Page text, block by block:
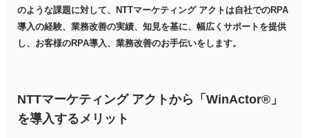
のような課題に対して、NTTマーケティング アクトは自社でのRPA
導入の経験、業務改善の実績、知見を基に、幅広くサポートを提供
し、お客様のRPA導入、業務改善のお手伝いをします。
NTTマーケティング アクトから「WinActor®」
を導入するメリット